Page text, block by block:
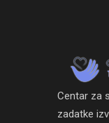
Centar za
zadatke